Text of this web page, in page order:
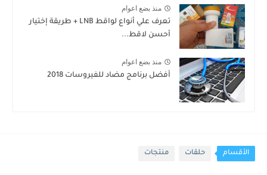
منذ بضع اعوام
تعرف علي أنواع لواقط LNB + طريقة إختيار
أحسن لاقط...
منذ بضع اعوام
أفضل برنامج مضاد للفيروسات 2018
الأقسام حلقات منتجات